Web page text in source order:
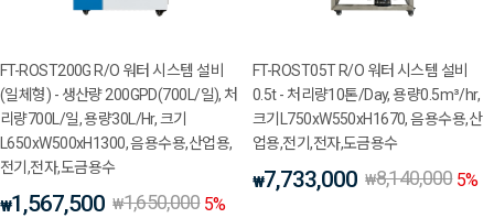
FT-ROST200G R/O 워터 시스템 설비
(일체형) - 생산량 200GPD(700L/일), 처
리량700L/일, 용량30L/Hr, 크기
L650xW500xH1300, 음용수용,산업용,
전기,전자,도금용수
₩1,567,500 ₩1,650,000 5%
FT-ROST05T R/O 워터 시스템 설비
0.5t - 처리량10톤/Day, 용량0.5m³/hr,
크기L750xW550xH1670, 음용수용,산
업용,전기,전자,도금용수
₩7,733,000 ₩8,140,000 5%